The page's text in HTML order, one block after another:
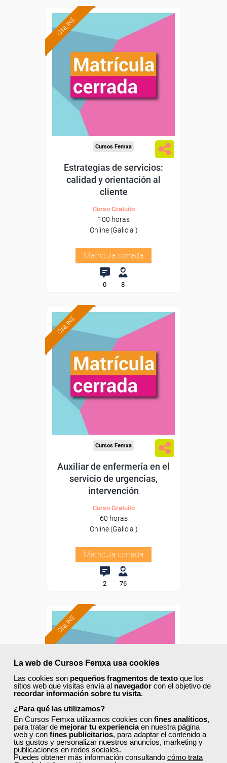
La web de Cursos Femxa usa cookies
Las cookies son pequeños fragmentos de texto que los
sitios web que visitas envía al navegador con el objetivo de
recordar información sobre tu visita.
¿Para qué las utilizamos?
En Cursos Femxa utilizamos cookies con fines analíticos,
para tratar de mejorar tu experienciaen nuestra página
web y con fines publicitarios, para adaptar el contenido a
tus gustos y personalizar nuestros anuncios, marketing y
publicaciones en redes sociales.
Puedes obtener más información consultando cómo trata
ONLINE
Cursos Femxa
Estrategias de servicios:
calidad y orientación al
cliente
Curso Gratuito
100 horas
Online (Galicia )
Matrícula cerrada
0 8
ONLINE
Cursos Femxa
Auxiliar de enfermería en el
servicio de urgencias,
intervención
Curso Gratuito
60 horas
Online (Galicia )
Matrícula cerrada
2 76
ONLINE
Cursos Femxa